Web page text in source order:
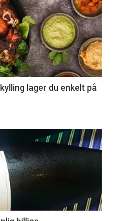
lager du enkelt på